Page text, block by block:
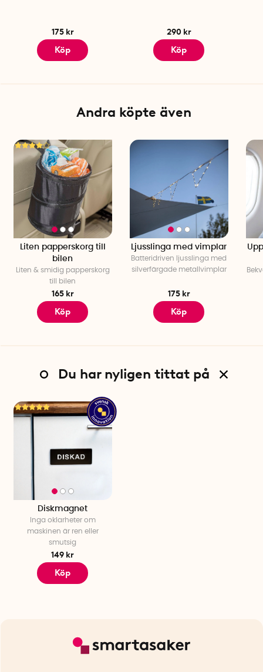
175 kr
Köp
290 kr
Köp
Andra köpte även
Liten papperskorg till
bilen
Liten & smidig papperskorg
till bilen
165 kr
Köp
Ljusslinga med vimplar
Batteridriven ljusslinga med
silverfärgade metallvimplar
175 kr
Köp
Du har nyligen tittat på
Diskmagnet
Inga oklarheter om
maskinen är ren eller
smutsig
149 kr
Köp